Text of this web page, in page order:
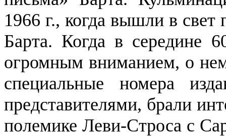
1966 г., когда вышли в свет
Барта. Когда в середине
огромным вниманием, о
специальные номера
представителями, брали
полемике Леви-Стросас